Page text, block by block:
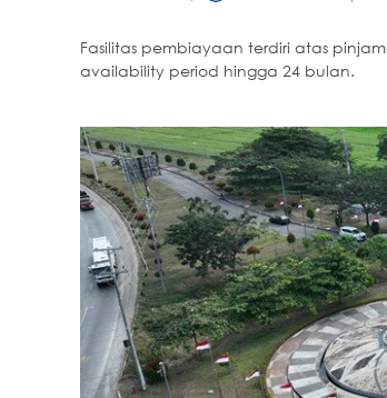
Fasilitas pembiayaan terdiri atas
availability period hingga 24 bulan.